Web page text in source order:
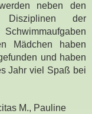
neben den
Disziplinen der
Mädchen haben
und haben
Jahr viel Spaß bei
M., Pauline